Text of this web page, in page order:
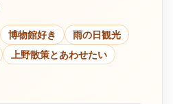
博物館好き
雨の日観光
上野散策とあわせたい